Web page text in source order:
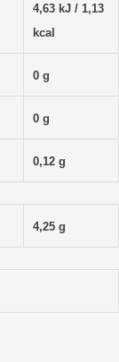
4,63 kJ / 1,13
kcal
0 g
0 g
0,12 g
4,25 g